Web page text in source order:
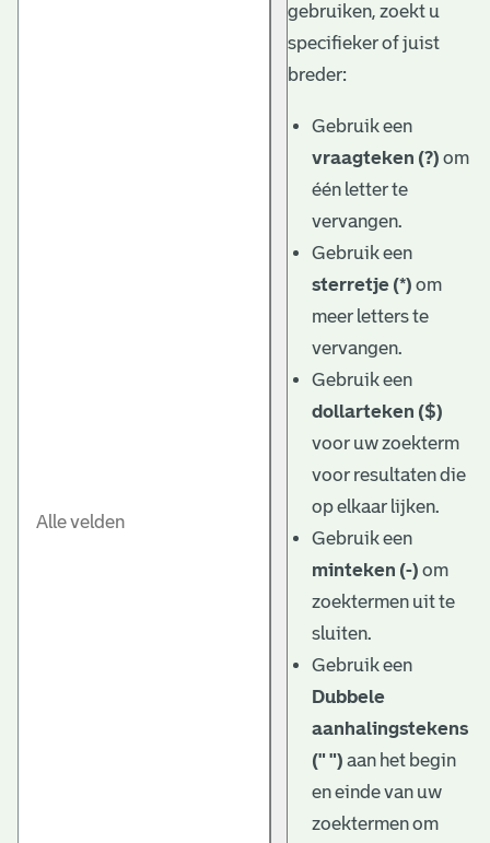
gebruiken, zoekt u
specifieker of juist
breder:
Gebruik een
vraagteken (?) om
één letter te
vervangen.
Gebruik een
sterretje (*) om
meer letters te
vervangen.
Gebruik een
dollarteken ($)
voor uw zoekterm
voor resultaten die
op elkaar lijken.
Gebruik een
minteken (-) om
zoektermen uit te
sluiten.
Gebruik een
Dubbele
aanhalingstekens
(" ") aan het begin
en einde van uw
zoektermen om